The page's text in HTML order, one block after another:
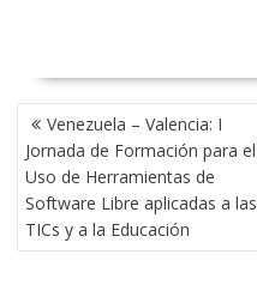
NAVEGACIÓN
DE
ENTRADAS
Venezuela – Valencia: I
Jornada de Formación para el
Uso de Herramientas de
Software Libre aplicadas a las
TICs y a la Educación